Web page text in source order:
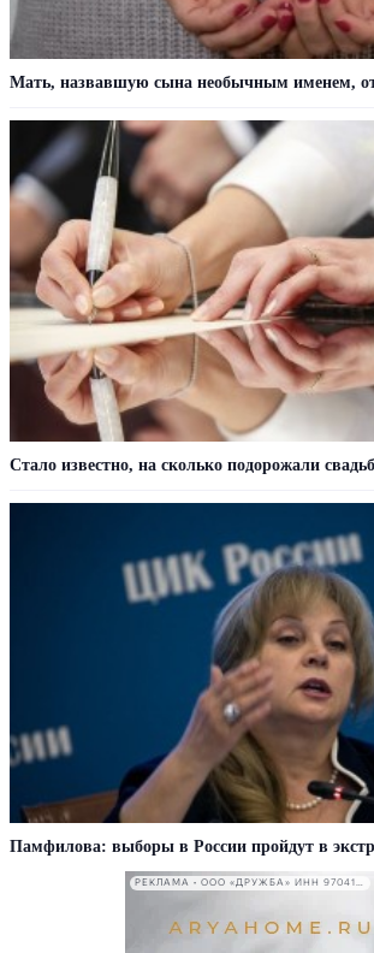
Мать, назвавшую сына необычным именем,
Стало известно, на сколько подорожали
Памфилова: выборы в России пройдут в
РЕКЛАМА • ООО «ДРУЖБА» ИНН 9704146411